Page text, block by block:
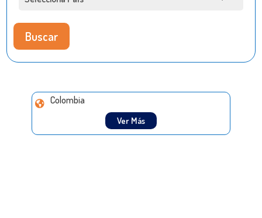
Buscar
Colombia
Ver Más